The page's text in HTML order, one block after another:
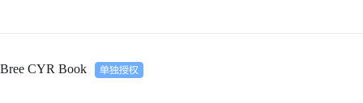
Bree CYR Book